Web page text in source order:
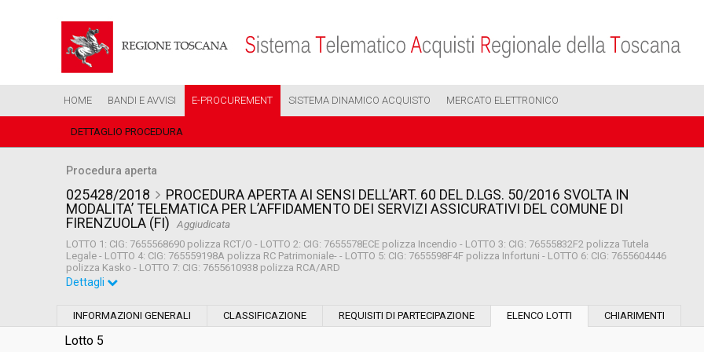
HOME BANDI E AVVISI E-PROCUREMENT SISTEMA DINAMICO ACQUISTO MERCATO ELETTRONICO
DETTAGLIO PROCEDURA
Procedura aperta
025428/2018
PROCEDURA APERTA AI SENSI DELL’ART. 60 DEL D.LGS. 50/2016 SVOLTA IN
MODALITA’ TELEMATICA PER L’AFFIDAMENTO DEI SERVIZI ASSICURATIVI DEL COMUNE DI
FIRENZUOLA (FI)
Aggiudicata
LOTTO 1: CIG: 7655568690 polizza RCT/O - LOTTO 2: CIG: 7655578ECE polizza Incendio - LOTTO 3: CIG: 76555832F2 polizza Tutela
Legale - LOTTO 4: CIG: 765559198A polizza RC Patrimoniale- - LOTTO 5: CIG: 7655598F4F polizza Infortuni - LOTTO 6: CIG: 7655604446
polizza Kasko - LOTTO 7: CIG: 7655610938 polizza RCA/ARD
Tipo di contratto:
Dettagli
INFORMAZIONI GENERALI CLASSIFICAZIONE REQUISITI DI PARTECIPAZIONE ELENCO LOTTI CHIARIMENTI
Lotto 5